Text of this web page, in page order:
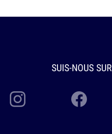
SUIS-NOUS SUR